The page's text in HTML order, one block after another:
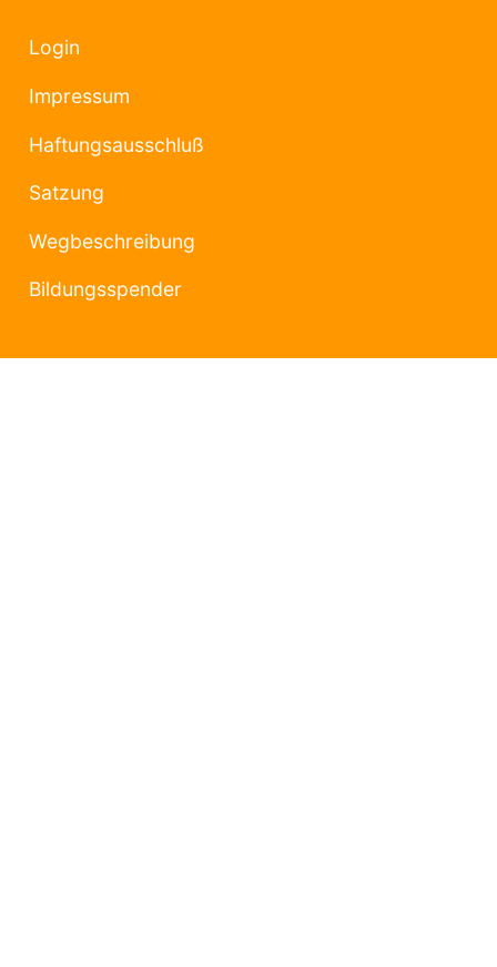
Login
Impressum
Haftungsausschluß
Satzung
Wegbeschreibung
Bildungsspender